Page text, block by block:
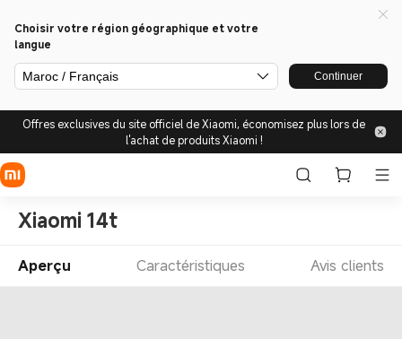
Choisir votre région géographique et votre
langue
Maroc / Français Continuer
Offres exclusives du site officiel de Xiaomi, économisez plus lors de
l'achat de produits Xiaomi !
Xiaomi 14t
Aperçu Caractéristiques Avis clients